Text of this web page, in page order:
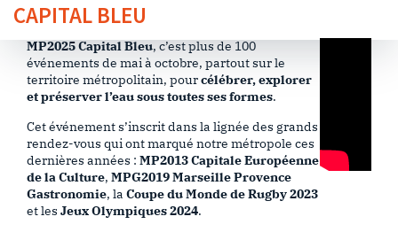
CAPITAL BLEU
MP2025 Capital Bleu, c’est plus de 100
événements de mai à octobre, partout sur le
territoire métropolitain, pourcélébrer, explorer
et préserver l’eau sous toutes ses formes.
Cet événement s’inscrit dans la lignée des grands
rendez-vous qui ont marqué notre métropole ces
dernières années : MP2013 Capitale Européenne
de la Culture, MPG2019 Marseille Provence
Gastronomie, la Coupe du Monde de Rugby 2023
et les Jeux Olympiques 2024.